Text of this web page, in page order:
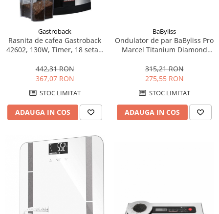
Carduri memorie
Obiective
Boxe portabile
MP3/MP4 playere
Sisteme audio
Soundbar
Auto
Accesorii electronice Auto
Compresoare auto
Baterii portabile
Gastroback
Rasnita de cafea Gastroback
42602, 130W, Timer, 18 setari
442,31 RON
367,07 RON
STOC LIMITAT
ADAUGA IN COS
BaByliss
Ondulator de par BaByliss Pro
Marcel Titanium Diamond
19mm, 220 C, Oprire
automata, Negru
315,21 RON
275,55 RON
STOC LIMITAT
ADAUGA IN COS